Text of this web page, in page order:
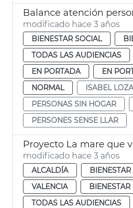
Balance atención
modificado hace 3 años
BIENESTAR SOCIAL
TODAS LAS AUDIENCIAS
EN PORTADA
EN
NORMAL
ISABEL
PERSONAS SIN HOGAR
PERSONES SENSE LLAR
Proyecto La mare que
modificado hace 3 años
ALCALDÍA
VALENCIA
BIENESTAR
TODAS LAS AUDIENCIAS